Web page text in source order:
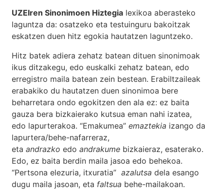
UZEIren Sinonimoen Hiztegia lexikoa aberasteko
laguntza da: osatzeko eta testuinguru bakoitzak
eskatzen duen hitz egokia hautatzen laguntzeko.
Hitz batek adiera zehatz batean dituen sinonimoak
ikus ditzakegu, edo euskalki zehatz batean, edo
erregistro maila batean zein bestean. Erabiltzaileak
erabakiko du hautatzen duen sinonimoa bere
beharretara ondo egokitzen den ala ez: ez baita
gauza bera bizkaierako kutsua eman nahi izatea,
edo lapurterakoa. “Emakumea” emaztekia izango da
lapurtera/behe-nafarreraz,
eta andrazko edo andrakume bizkaieraz, esaterako.
Edo, ez baita berdin maila jasoa edo behekoa.
“Pertsona elezuria, itxuratia” azalutsa dela esango
dugu maila jasoan, eta faltsua behe-mailakoan.